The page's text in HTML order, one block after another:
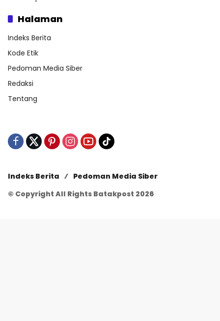
Halaman
Indeks Berita
Kode Etik
Pedoman Media Siber
Redaksi
Tentang
Indeks Berita
Pedoman Media Siber
© Copyright All Rights Batakpost 2026